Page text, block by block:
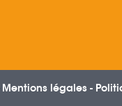
Mentions légales -